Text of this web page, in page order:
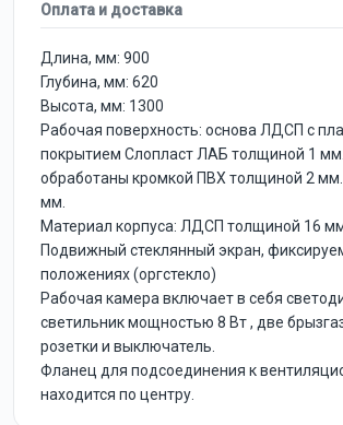
Оплата и доставка
Длина, мм: 900
Глубина, мм: 620
Высота, мм: 1300
Рабочая поверхность: основа ЛДСП с
покрытием Слопласт ЛАБ толщиной 1
обработаны кромкой ПВХ толщиной 2
мм.
Материал корпуса: ЛДСП толщиной 16
Подвижный стеклянный экран,
положениях (оргстекло)
Рабочая камера включает в себя
светильник мощностью 8 Вт , две
розетки и выключатель.
Фланец для подсоединения к
находится по центру.